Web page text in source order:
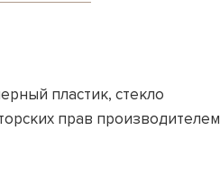
пластик, стекло
прав производителем